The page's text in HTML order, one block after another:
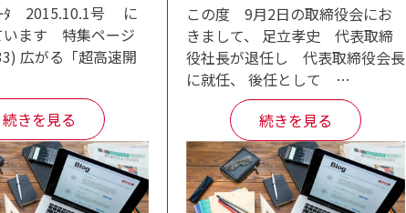
ｰﾀ 2015.10.1号 に
います 特集ページ
広がる「超高速開
続きを見る
この度 9月2日の取締役会にお
きまして、 足立孝史 代表取締
役社長が退任し 代表取締役会長
に就任、 後任として …
続きを見る